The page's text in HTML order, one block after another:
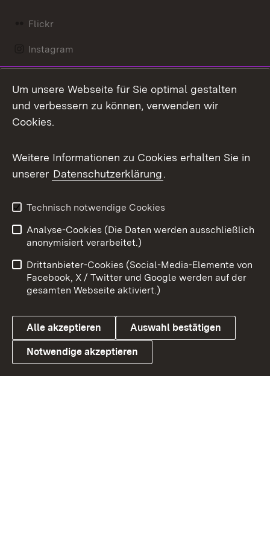
Flickr
Instagram
Mastodon
Messenger
Social Wall
X / Twitter
Youtube
Link zum Landesportal
Benutzungshinweise
Barrierefreiheit
Datenschutz
Cookies
Um unsere Webseite für Sie optimal gestalten
und verbessern zu können, verwenden wir
Cookies.
Weitere Informationen zu Cookies erhalten Sie in
unserer Datenschutzerklärung.
Technisch notwendige Cookies
Analyse-Cookies (Die Daten werden ausschließlich
anonymisiert verarbeitet.)
Drittanbieter-Cookies (Social-Media-Elemente von
Facebook, X / Twitter und Google werden auf der
gesamten Webseite aktiviert.)
Alle akzeptieren Auswahl bestätigen
Notwendige akzeptieren